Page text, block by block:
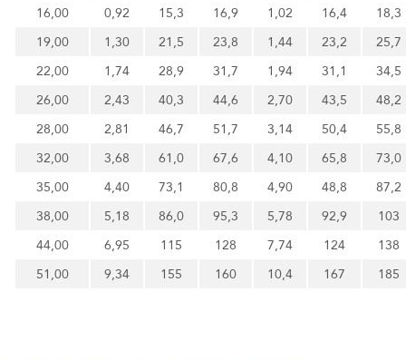
16,00
0,92 15,3 16,9 1,02 16,4
18,3
19,00
1,30 21,5 23,8 1,44 23,2
25,7
22,00
1,74 28,9 31,7 1,94 31,1
34,5
26,00
2,43 40,3 44,6 2,70 43,5
48,2
28,00
2,81 46,7 51,7 3,14 50,4
55,8
32,00
3,68 61,0 67,6 4,10 65,8
73,0
35,00
4,40 73,1 80,8 4,90 48,8
87,2
38,00
5,18 86,0 95,3 5,78 92,9
103
44,00
6,95 115 128 7,74 124
138
51,00
9,34 155 160 10,4 167 185